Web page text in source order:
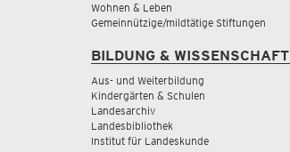
Wohnen & Leben
Gemeinnützige/mildtätige Stiftungen
BILDUNG & WISSENSCHAFT
Aus- und Weiterbildung
Kindergärten & Schulen
Landesarchiv
Landesbibliothek
Institut für Landeskunde